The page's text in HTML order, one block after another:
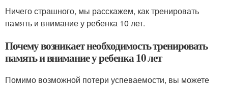
Ничего страшного, мы расскажем, как тренировать
память и внимание у ребенка 10 лет.
Почему возникает необходимость тренировать
память и внимание у ребенка 10 лет
Помимо возможной потери успеваемости, вы можете